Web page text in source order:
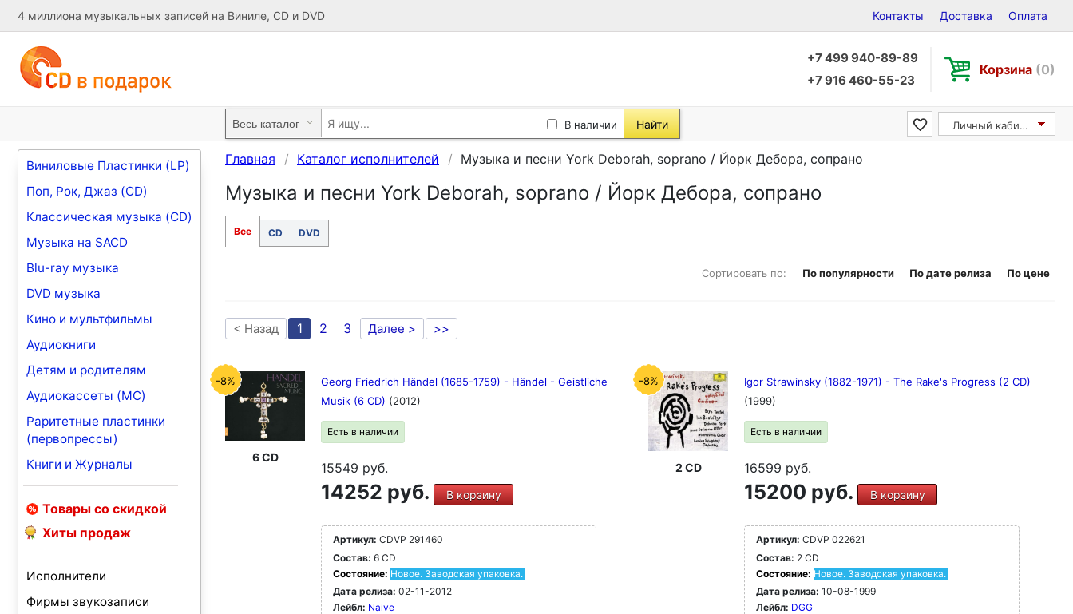
4 миллиона музыкальных записей на Виниле, CD и DVD Контакты Доставка Оплата
+7 499 940-89-89
+7 916 460-55-23
Корзина (0)
В наличии Найти Личный кабинет
Виниловые Пластинки (LP)
Поп, Рок, Джаз (CD)
Классическая музыка (CD)
Музыка на SACD
Blu-ray музыка
DVD музыка
Кино и мультфильмы
Аудиокниги
Детям и родителям
Аудиокассеты (MC)
Раритетные пластинки
(первопрессы)
Книги и Журналы
Товары со скидкой
Хиты продаж
Исполнители
Фирмы звукозаписи
Главная Каталог исполнителей Музыка и песни York Deborah, soprano / Йорк Дебора, сопрано
Музыка и песни York Deborah, soprano / Йорк Дебора, сопрано
Все CD DVD
Сортировать по: По популярности По дате релиза По цене
< Назад 1 2 3 Далее > >>
-8%
6 CD
Georg Friedrich Händel (1685-1759) - Händel - Geistliche
Musik (6 CD) (2012)
Есть в наличии
15549руб.
14252 руб. В корзину
Артикул: CDVP 291460
Состав: 6 CD
Состояние: Новое. Заводская упаковка.
Дата релиза: 02-11-2012
Лейбл: Naive
-8%
2 CD
Igor Strawinsky (1882-1971) - The Rake's Progress (2 CD)
(1999)
Есть в наличии
16599руб.
15200 руб. В корзину
Артикул: CDVP 022621
Состав: 2 CD
Состояние: Новое. Заводская упаковка.
Дата релиза: 10-08-1999
Лейбл: DGG